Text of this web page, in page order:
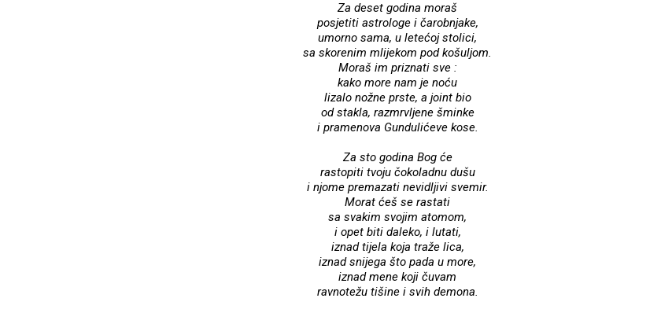
Za deset godina moraš
posjetiti astrologe i čarobnjake,
umorno sama, u letećoj stolici,
sa skorenim mlijekom pod košuljom.
Moraš im priznati sve :
kako more nam je noću
lizalo nožne prste, a joint bio
od stakla, razmrvljene šminke
i pramenova Gundulićeve kose.
Za sto godina Bog će
rastopiti tvoju čokoladnu dušu
i njome premazati nevidljivi svemir.
Morat ćeš se rastati
sa svakim svojim atomom,
i opet biti daleko, i lutati,
iznad tijela koja traže lica,
iznad snijega što pada u more,
iznad mene koji čuvam
ravnotežu tišine i svih demona.